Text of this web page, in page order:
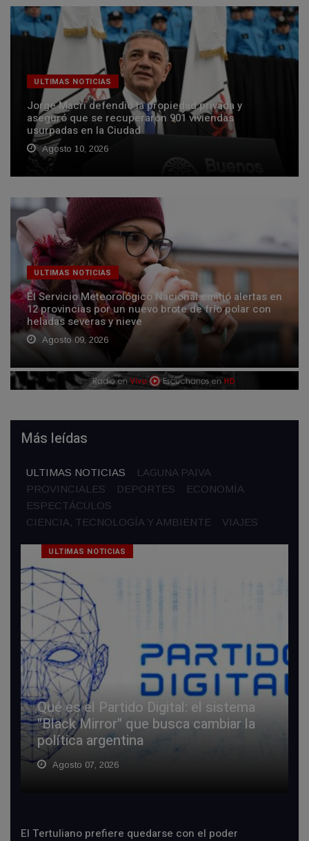
ULTIMAS NOTICIAS
Jorge Macri defendió la propiedad privada y
aseguró que se recuperaron 901 viviendas
usurpadas en la Ciudad
Agosto 10, 2026
ULTIMAS NOTICIAS
El Servicio Meteorológico Nacional emitió alertas en
12 provincias por un nuevo brote de frío polar con
heladas severas y nieve
Agosto 09, 2026
Más leídas
ULTIMAS NOTICIAS
LAGUNA PAIVA
PROVINCIALES
DEPORTES
ECONOMÍA
ESPECTÁCULOS
CIENCIA, TECNOLOGÍA Y AMBIENTE
VIAJES
ULTIMAS NOTICIAS
Qué es el Partido Digital: el sistema
"Black Mirror" que busca cambiar la
política argentina
Agosto 07, 2026
El Tertuliano prefiere quedarse con el poder